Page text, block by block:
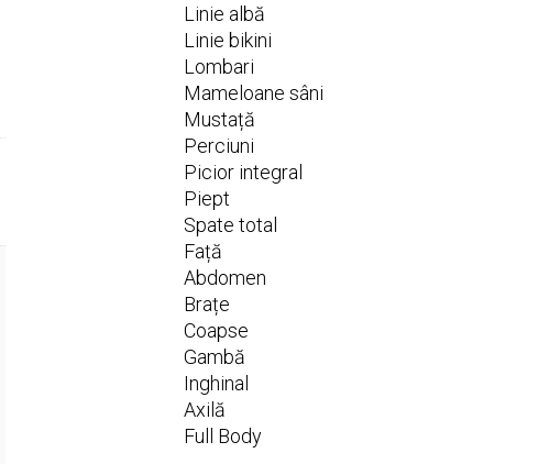
Linie albă
Linie bikini
Lombari
Mameloane sâni
Mustață
Perciuni
Picior integral
Piept
Spate total
Față
Abdomen
Brațe
Coapse
Gambă
Inghinal
Axilă
Full Body